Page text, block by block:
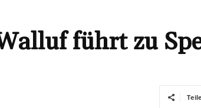
führt zu